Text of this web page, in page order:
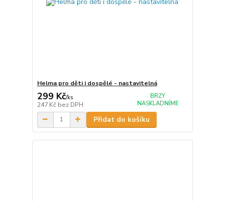
Helma pro děti i dospělé - nastavitelná
299 Kč/ks
247 Kč bez DPH
BRZY
NASKLADNÍME
Přidat do košíku